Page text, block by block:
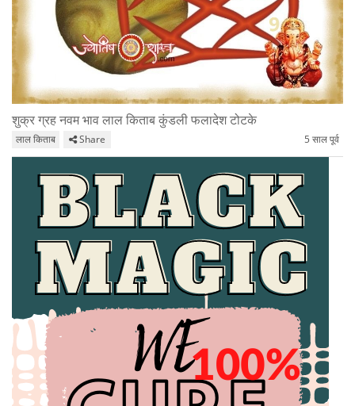
शुक्र ग्रह नवम भाव लाल किताब कुंडली फलादेश टोटके
लाल किताब Share 5 साल पूर्व